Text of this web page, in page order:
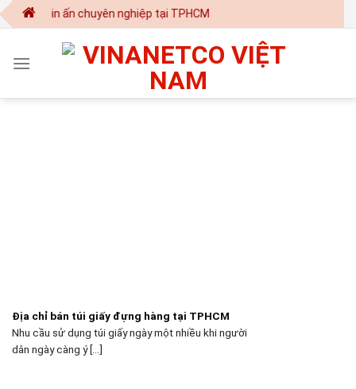
Skip
to
ấn chuyên nghiệp tại TPHCM
Địa chỉ bán túi giấy đựng hàng tại TPHCM
Nhu cầu sử dụng túi giấy ngày một nhiều khi người
dân ngày càng ý [...]